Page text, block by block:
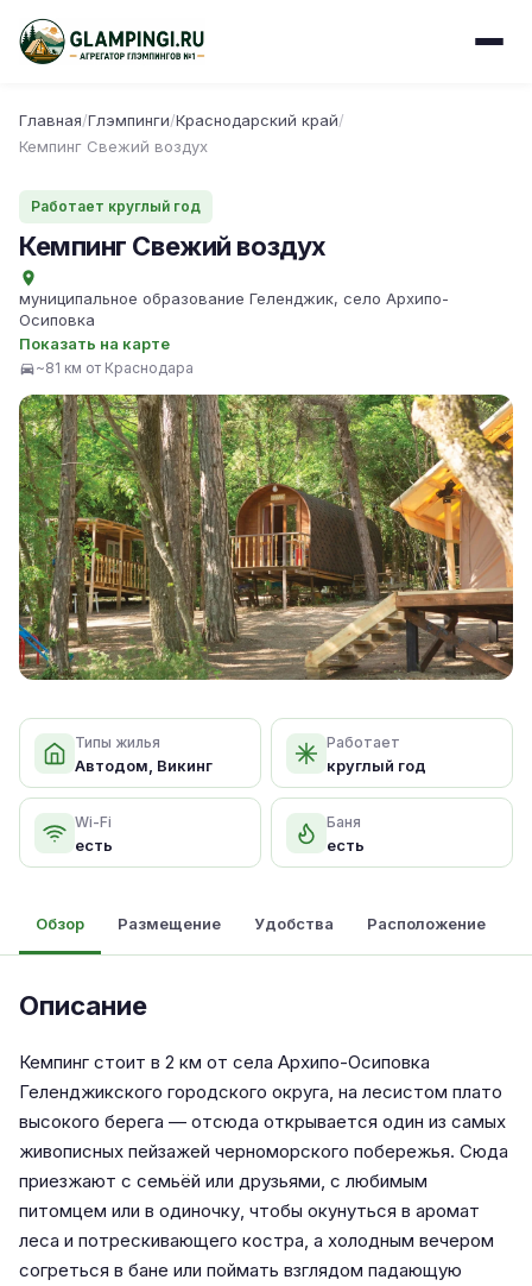
Главная/Глэмпинги/Краснодарский край/
Кемпинг Свежий воздух
Работает круглый год
Кемпинг Свежий воздух
муниципальное образование Геленджик, село Архипо-
Осиповка
Показать на карте
~81 км от Краснодара
Типы жилья
Автодом, Викинг
Работает
круглый год
Wi-Fi
есть
Баня
есть
Обзор Размещение Удобства Расположение
Описание
Кемпинг стоит в 2 км от села Архипо-Осиповка
Геленджикского городского округа, на лесистом плато
высокого берега — отсюда открывается один из самых
живописных пейзажей черноморского побережья. Сюда
приезжают с семьёй или друзьями, с любимым
питомцем или в одиночку, чтобы окунуться в аромат
леса и потрескивающего костра, а холодным вечером
согреться в бане или поймать взглядом падающую